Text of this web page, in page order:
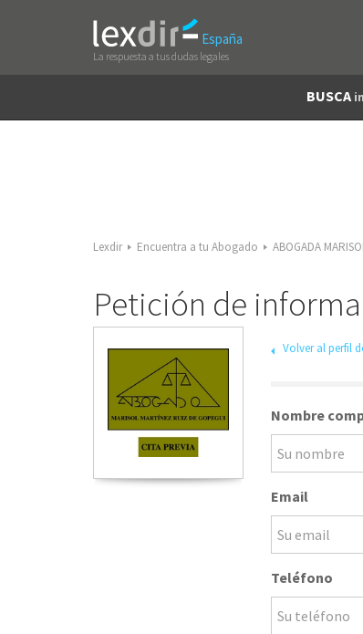
España
La respuesta a tus dudas legales
BUSCA
Lexdir Encuentra a tu Abogado ABOGADA
Petición de
Volver al perfil
Nombre
Email
Teléfono